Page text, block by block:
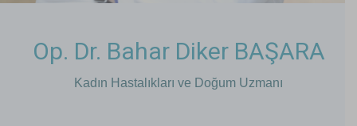
Op. Dr. Bahar Diker BAŞARA
Kadın Hastalıkları ve Doğum Uzmanı